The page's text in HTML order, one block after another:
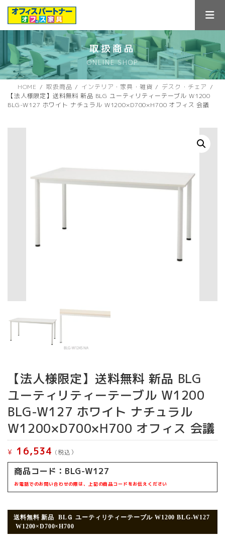
ス
キ
ン
に
取扱商品
ONLINE SHOP
HOME 取扱商品 インテリア・家具・雑貨
デスク・チェア
【法人様限定】送料無料 新品 BLG ユーティリティーテーブル W1200
BLG-W127 ホワイト ナチュラル W1200×D700×H700 オフィス 会議
【法人様限定】送料無料 新品 BLG
ユーティリティーテーブル W1200
BLG-W127 ホワイト ナチュラル
W1200×D700×H700 オフィス 会議
¥ 16,534 (税込）
商品コード： BLG-W127
お電話でのお問い合わせの際は、上記の商品コードをお伝えください
送料無料 新品 BLＧ ユーティリティーテーブル W1200 BLG-W127
W1200×D700×H700